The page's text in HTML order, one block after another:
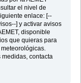
el nivel de
enlace: [--
] y activar avisos
disponible
que quieras para
contacta